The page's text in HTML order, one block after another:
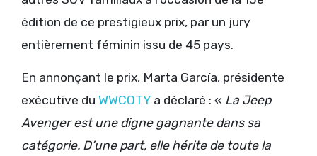
édition de ce prestigieux prix, par un jury
entièrement féminin issu de 45 pays.
En annonçant le prix, Marta García, présidente
exécutive du WWCOTY a déclaré : « La Jeep
Avenger est une digne gagnante dans sa
catégorie. D’une part, elle hérite de toute la